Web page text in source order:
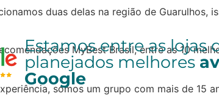
duas delas na região de Guarulhos,
MyBest Brasil, entre as 10
somos um grupo com mais de 15
Estamos entre as lojas
planejados melhores
Google